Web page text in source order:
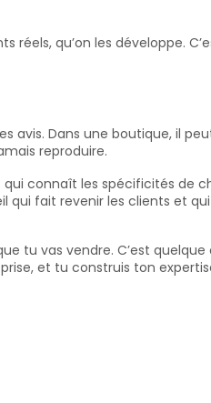
qu’on les développe.
avis. Dans une boutique, il
reproduire.
connaît les spécificités de
qui fait revenir les clients et
tu vas vendre. C’est quelque
et tu construis ton